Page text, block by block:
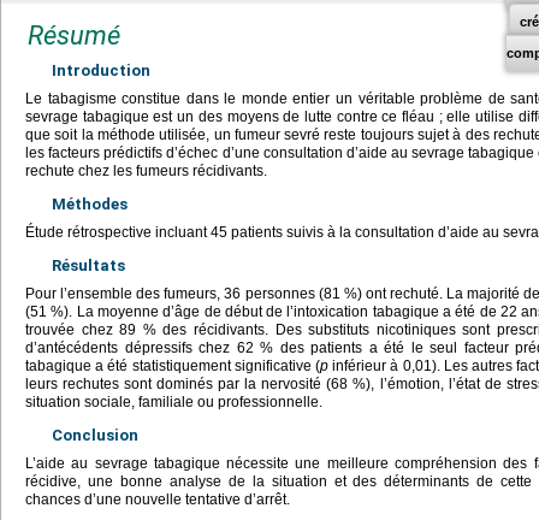
Résumé
Introduction
Le tabagisme constitue dans le monde entier un véritable problème de
sevrage tabagique est un des moyens de lutte contre ce fléau ; elle utilise
que soit la méthode utilisée, un fumeur sevré reste toujours sujet à des
les facteurs prédictifs d’échec d’une consultation d’aide au sevrage
rechute chez les fumeurs récidivants.
Méthodes
Étude rétrospective incluant 45 patients suivis à la consultation d’aide au
Résultats
Pour l’ensemble des fumeurs, 36 personnes (81 %) ont rechuté. La majorité
(51 %). La moyenne d’âge de début de l’intoxication tabagique a été de 22
trouvée chez 89 % des récidivants. Des substituts nicotiniques sont
d’antécédents dépressifs chez 62 % des patients a été le seul facteur
tabagique a été statistiquement significative (pinférieur à 0,01). Les autres
leurs rechutes sont dominés par la nervosité (68 %), l’émotion, l’état de
situation sociale, familiale ou professionnelle.
Conclusion
L’aide au sevrage tabagique nécessite une meilleure compréhension des
récidive, une bonne analyse de la situation et des déterminants de cette
chances d’une nouvelle tentative d’arrêt.